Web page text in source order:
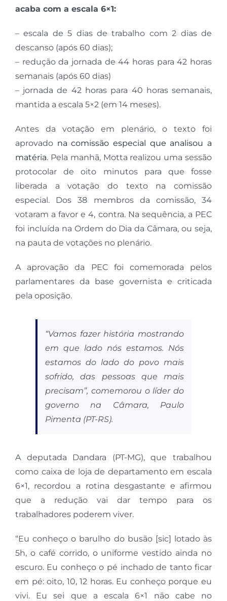
acaba com a escala 6×1:
– escala de 5 dias de trabalho com 2 dias de
descanso (após 60 dias);
– redução da jornada de 44 horas para 42 horas
semanais (após 60 dias)
– jornada de 42 horas para 40 horas semanais,
mantida a escala 5×2 (em 14 meses).
Antes da votação em plenário, o texto foi
aprovado na comissão especial que analisou a
matéria. Pela manhã, Motta realizou uma sessão
protocolar de oito minutos para que fosse
liberada a votação do texto na comissão
especial. Dos 38 membros da comissão, 34
votaram a favor e 4, contra. Na sequência, a PEC
foi incluída na Ordem do Dia da Câmara, ou seja,
na pauta de votações no plenário.
A aprovação da PEC foi comemorada pelos
parlamentares da base governista e criticada
pela oposição.
“Vamos fazer história mostrando
em que lado nós estamos. Nós
estamos do lado do povo mais
sofrido, das pessoas que mais
precisam”, comemorou o líder do
governo na Câmara, Paulo
Pimenta (PT-RS).
A deputada Dandara (PT-MG), que trabalhou
como caixa de loja de departamento em escala
6×1, recordou a rotina desgastante e afirmou
que a redução vai dar tempo para os
trabalhadores poderem viver.
“Eu conheço o barulho do busão [sic] lotado às
5h, o café corrido, o uniforme vestido ainda no
escuro. Eu conheço o pé inchado de tanto ficar
em pé: oito, 10, 12 horas. Eu conheço porque eu
vivi. Eu sei que a escala 6×1 não cabe no